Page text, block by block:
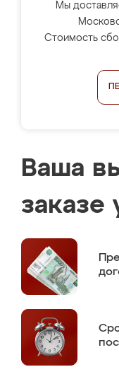
Мы
Стоимость
Ваша
заказе